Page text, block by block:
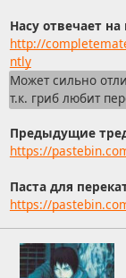
Насу отвечает
http://
ntly
Может сильно
т.к. гриб любит
Предыдущие
https://
Паста для
https://